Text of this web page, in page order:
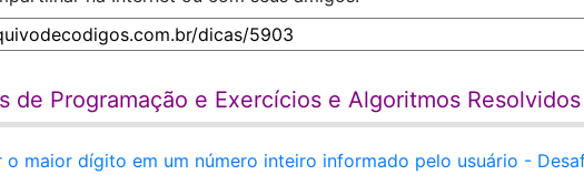
de Programação e Exercícios e Algoritmos
o maior dígito em um número inteiro informado pelo usuário -